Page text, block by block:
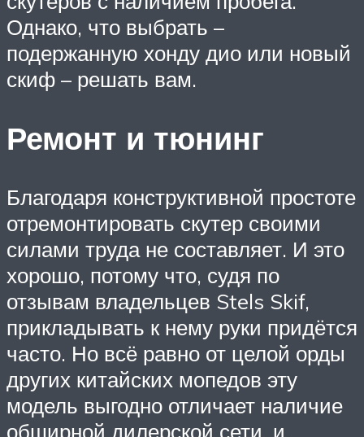
Однако, что выбрать –
подержанную хонду дио или новый
скиф – решать вам.
Ремонт и тюнинг
Благодаря конструктивной простоте
отремонтировать скутер своими
силами труда не составляет. И это
хорошо, потому что, судя по
отзывам владельцев Stels Skif,
прикладывать к нему руки придётся
часто. Но всё равно от целой орды
других китайских мопедов эту
модель выгодно отличает наличие
обширной дилерской сети, и,